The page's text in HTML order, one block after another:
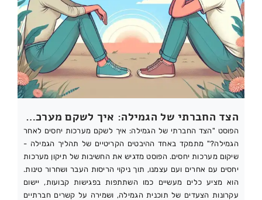
הצד החברתי של הגמילה: איך לשקם מערכות יחסים לאחר התמכרות – טיפול רגשי, קוגניטיבי ותמיכה מתמשכת
הפוסט "הצד החברתי של הגמילה: איך לשקם מערכות יחסים לאחר
הגמילה?" מתמקד באחד ההיבטים הקריטיים של תהליך הגמילה -
שיקום מערכות יחסים. הפוסט מדגיש את החשיבות של תיקון מערכות
יחסים עם אחרים ועם עצמנו, תוך ניקוי הריסות העבר ושחרור טינות.
הוא מציע כלים מעשיים כמו השתתפות בפגישות קבועות, יישום
עקרונות הצעדים של תוכנית הגמילה, ושמירה על קשרים חברתיים